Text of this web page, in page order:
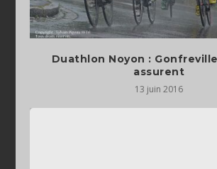
Duathlon Noyon :
assurent
13 juin 2016